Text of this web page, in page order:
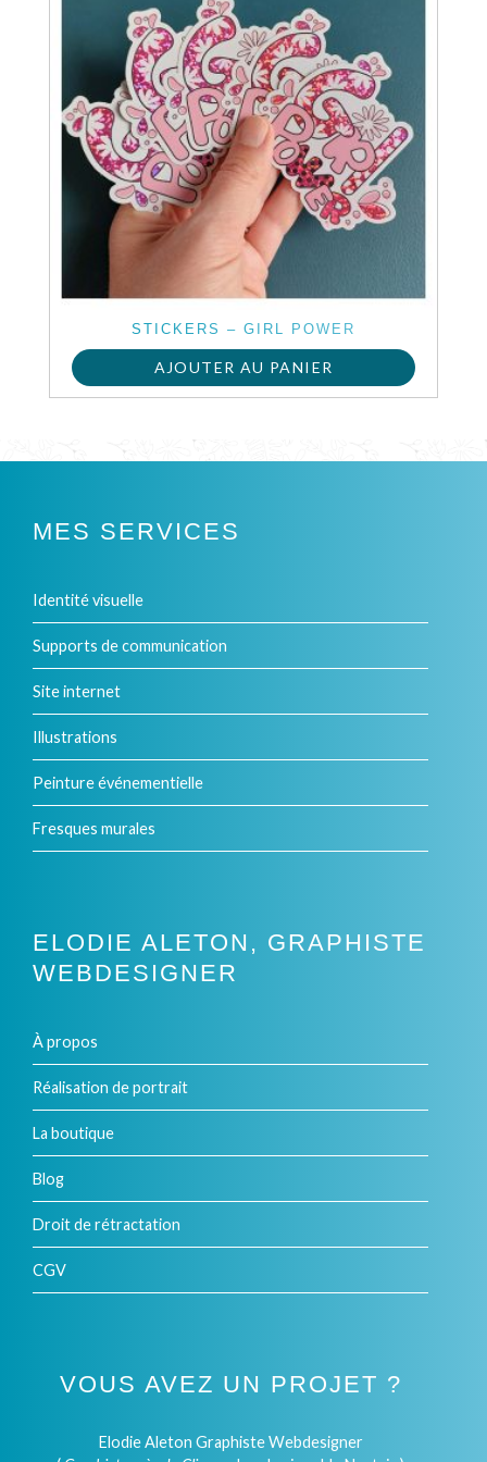
STICKERS – GIRL POWER
AJOUTER AU PANIER
MES SERVICES
Identité visuelle
Supports de communication
Site internet
Illustrations
Peinture événementielle
Fresques murales
ELODIE ALETON, GRAPHISTE
WEBDESIGNER
À propos
Réalisation de portrait
La boutique
Blog
Droit de rétractation
CGV
VOUS AVEZ UN PROJET ?
Elodie Aleton Graphiste Webdesigner